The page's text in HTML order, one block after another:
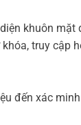
khuôn mặt
truy cập
đến xác